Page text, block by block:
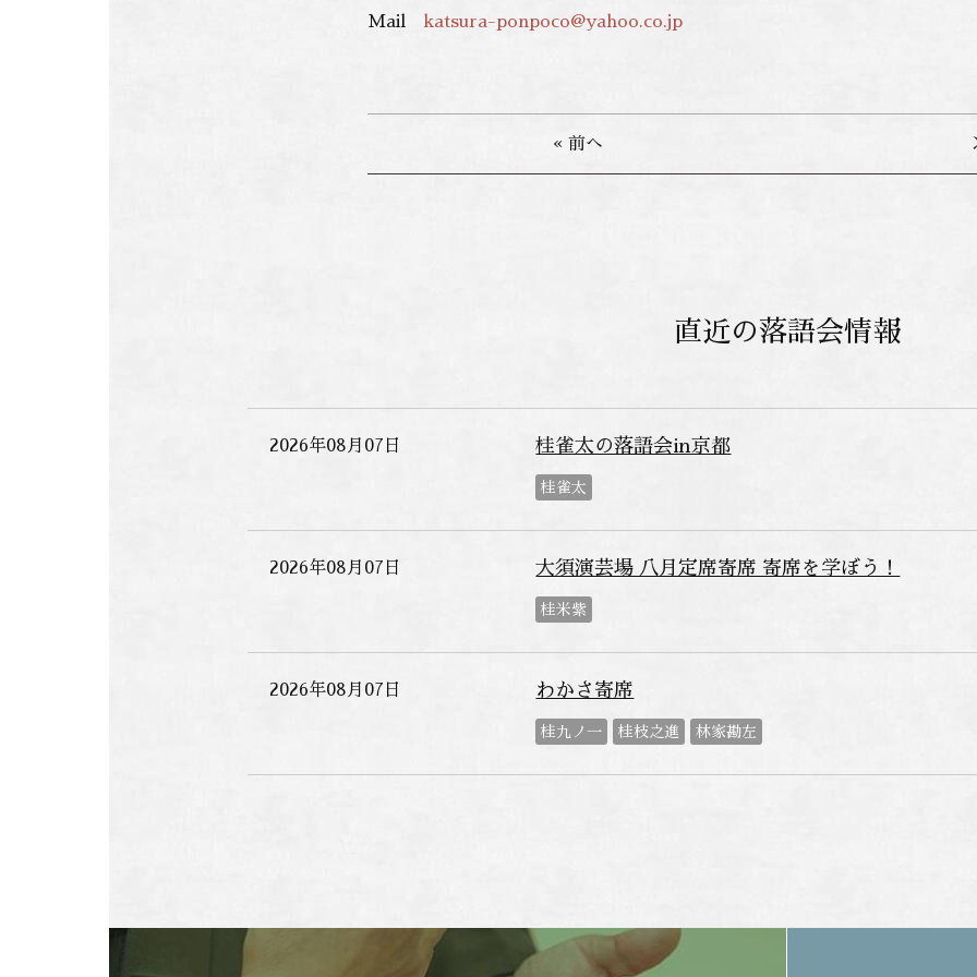
Mail katsura-ponpoco@yahoo.co.jp
« 前へ
直近の落語会情報
2026年08月07日 桂雀太の落語会in京都
桂雀太
2026年08月07日 大須演芸場 八月定席寄席 寄席を学ぼう！
桂米紫
2026年08月07日 わかさ寄席
桂九ノ一 桂枝之進 林家勘左